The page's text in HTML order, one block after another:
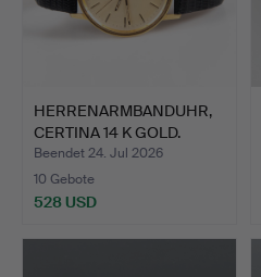
HERRENARMBANDUHR,
CERTINA 14 K GOLD.
Beendet 24. Jul 2026
10 Gebote
528 USD